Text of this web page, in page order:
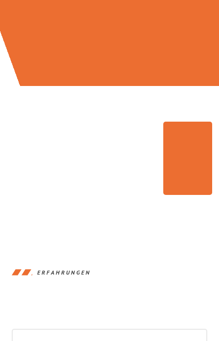
ERFAHRUNGEN